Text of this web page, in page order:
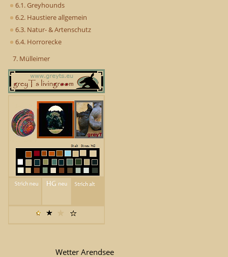
6.1. Greyhounds
6.2. Haustiere allgemein
6.3. Natur- & Artenschutz
6.4. Horrorecke
7. Mülleimer
Wetter Arendsee